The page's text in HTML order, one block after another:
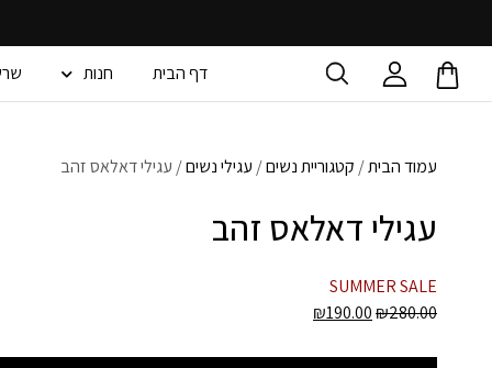
דף הבית חנות
עמוד הבית/ קטגוריית נשים/ עגילי נשים/ עגילי דאלאס זהב
עגילי דאלאס זהב
SUMMER SALE
₪280.00
₪190.00